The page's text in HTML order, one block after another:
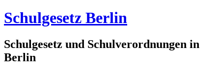
Schulgesetz Berlin
Schulgesetz und Schulverordnungen in
Berlin